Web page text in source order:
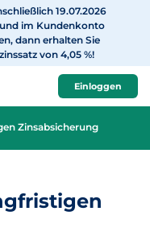
19.07.2026
im Kundenkonto
dann erhalten Sie
von 4,05 %!
Einloggen
Zinsabsicherung